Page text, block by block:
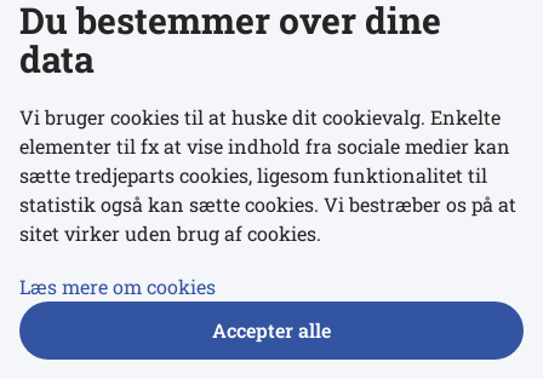
Se alle kontaktnumre
Links
Udgivelser
Tilgængelighedserklæring
Du bestemmer over dine
data
Vi bruger cookies til at huske dit cookievalg. Enkelte
elementer til fx at vise indhold fra sociale medier kan
sætte tredjeparts cookies, ligesom funktionalitet til
statistik også kan sætte cookies. Vi bestræber os på at
sitet virker uden brug af cookies.
Læs mere om cookies
Accepter alle